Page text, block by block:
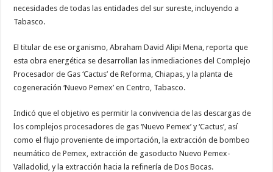
necesidades de todas las entidades del sur sureste, incluyendo a
Tabasco.
El titular de ese organismo, Abraham David Alipi Mena, reporta que
esta obra energética se desarrollan las inmediaciones del Complejo
Procesador de Gas ‘Cactus’ de Reforma, Chiapas, y la planta de
cogeneración ‘Nuevo Pemex’ en Centro, Tabasco.
Indicó que el objetivo es permitir la convivencia de las descargas de
los complejos procesadores de gas ‘Nuevo Pemex’ y ‘Cactus’, así
como el flujo proveniente de importación, la extracción de bombeo
neumático de Pemex, extracción de gasoducto Nuevo Pemex-
Valladolid, y la extracción hacia la refinería de Dos Bocas.